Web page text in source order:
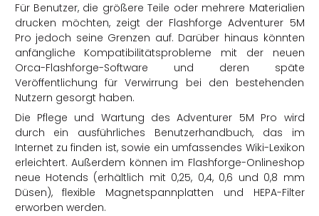
Für Benutzer, die größere Teile oder mehrere Materialien
drucken möchten, zeigt der Flashforge Adventurer 5M
Pro jedoch seine Grenzen auf. Darüber hinaus könnten
anfängliche Kompatibilitätsprobleme mit der neuen
Orca-Flashforge-Software und deren späte
Veröffentlichung für Verwirrung bei den bestehenden
Nutzern gesorgt haben.
Die Pflege und Wartung des Adventurer 5M Pro wird
durch ein ausführliches Benutzerhandbuch, das im
Internet zu finden ist, sowie ein umfassendes Wiki-Lexikon
erleichtert. Außerdem können im Flashforge-Onlineshop
neue Hotends (erhältlich mit 0,25, 0,4, 0,6 und 0,8 mm
Düsen), flexible Magnetspannplatten und HEPA-Filter
erworben werden.